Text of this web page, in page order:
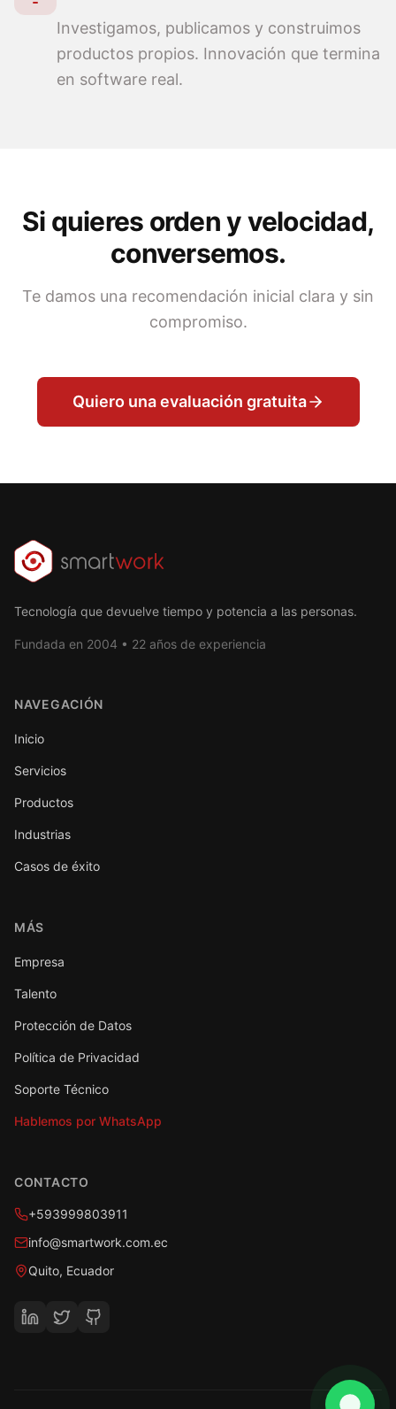
Investigamos, publicamos y construimos
productos propios. Innovación que termina
en software real.
Si quieres orden y velocidad,
conversemos.
Te damos una recomendación inicial clara y sin
compromiso.
Quiero una evaluación gratuita
Tecnología que devuelve tiempo y potencia a las personas.
Fundada en 2004 • 22 años de experiencia
NAVEGACIÓN
Inicio
Servicios
Productos
Industrias
Casos de éxito
MÁS
Empresa
Talento
Protección de Datos
Política de Privacidad
Soporte Técnico
Hablemos por WhatsApp
CONTACTO
+593999803911
info@smartwork.com.ec
Quito, Ecuador